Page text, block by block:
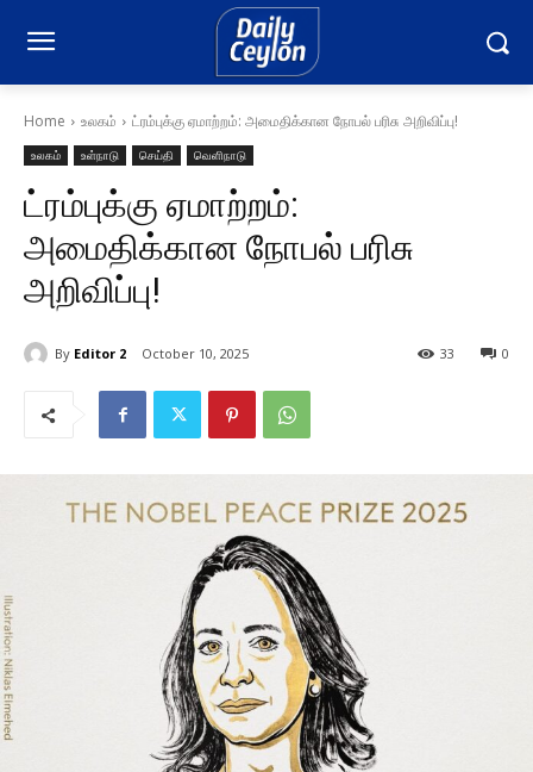
Home உலகம் ட்ரம்புக்கு ஏமாற்றம்: அமைதிக்கான நோபல் பரிசு அறிவிப்பு!
உலகம் உள்நாடு செய்தி வெளிநாடு
ட்ரம்புக்கு ஏமாற்றம்:
அமைதிக்கான நோபல் பரிசு
அறிவிப்பு!
By Editor 2 October 10, 2025 0
33